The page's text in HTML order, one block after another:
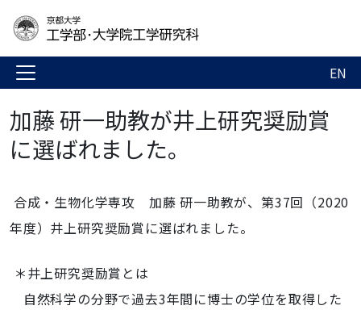
EN
加藤 研一助教が井上研究奨励賞
に選ばれました。
合成・生物化学専攻 加藤 研一助教が、第37回（2020
年度）井上研究奨励賞に選ばれました。
＊井上研究奨励賞とは
自然科学の分野で過去3年間に博士の学位を取得した